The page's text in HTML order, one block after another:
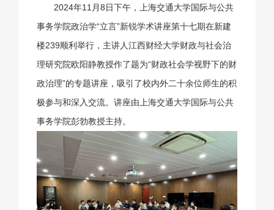
2024年11月8日下午，上海交通大学国际与公共
事务学院政治学“立言”新锐学术讲座第十七期在新建
楼239顺利举行，主讲人江西财经大学财政与社会治
理研究院欧阳静教授作了题为“财政社会学视野下的财
政治理”的专题讲座，吸引了校内外二十余位师生的积
极参与和深入交流。讲座由上海交通大学国际与公共
事务学院彭勃教授主持。